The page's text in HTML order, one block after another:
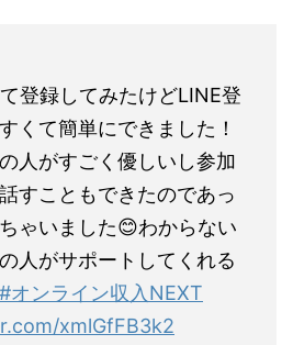
登録してみたけどLINE登
くて簡単にできました！
人がすごく優しいし参加
すこともできたのであっ
ゃいました😊わからない
人がサポートしてくれる
#オンライン収入NEXT
xmlGfFB3k2